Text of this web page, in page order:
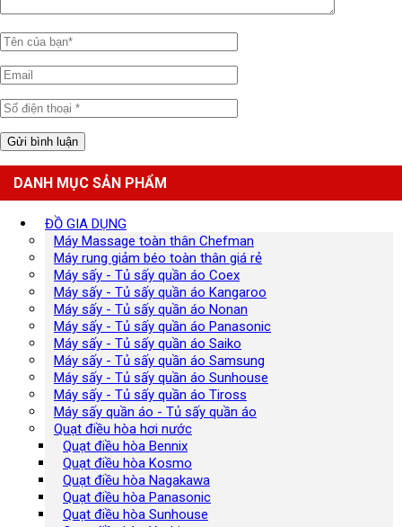
DANH MỤC SẢN PHẨM
ĐỒ GIA DỤNG
Máy Massage toàn thân Chefman
Máy rung giảm béo toàn thân giá rẻ
Máy sấy - Tủ sấy quần áo Coex
Máy sấy - Tủ sấy quần áo Kangaroo
Máy sấy - Tủ sấy quần áo Nonan
Máy sấy - Tủ sấy quần áo Panasonic
Máy sấy - Tủ sấy quần áo Saiko
Máy sấy - Tủ sấy quần áo Samsung
Máy sấy - Tủ sấy quần áo Sunhouse
Máy sấy - Tủ sấy quần áo Tiross
Máy sấy quần áo - Tủ sấy quần áo
Quạt điều hòa hơi nước
Quạt điều hòa Bennix
Quạt điều hòa Kosmo
Quạt điều hòa Nagakawa
Quạt điều hòa Panasonic
Quạt điều hòa Sunhouse